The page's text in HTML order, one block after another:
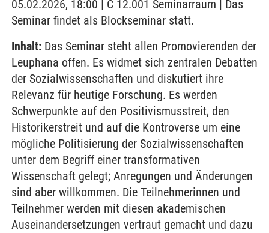
05.02.2026, 18:00 | C 12.001 Seminarraum | Das
Seminar findet als Blockseminar statt.
Inhalt: Das Seminar steht allen Promovierenden der
Leuphana offen. Es widmet sich zentralen Debatten
der Sozialwissenschaften und diskutiert ihre
Relevanz für heutige Forschung. Es werden
Schwerpunkte auf den Positivismusstreit, den
Historikerstreit und auf die Kontroverse um eine
mögliche Politisierung der Sozialwissenschaften
unter dem Begriff einer transformativen
Wissenschaft gelegt; Anregungen und Änderungen
sind aber willkommen. Die Teilnehmerinnen und
Teilnehmer werden mit diesen akademischen
Auseinandersetzungen vertraut gemacht und dazu